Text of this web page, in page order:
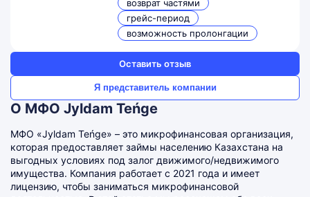
возврат частями
грейс-период
возможность пролонгации
Оставить отзыв
Я представитель компании
О МФО Jyldam Teńge
МФО «Jyldam Teńge» – это микрофинансовая организация,
которая предоставляет займы населению Казахстана на
выгодных условиях под залог движимого/недвижимого
имущества. Компания работает с 2021 года и имеет
лицензию, чтобы заниматься микрофинансовой